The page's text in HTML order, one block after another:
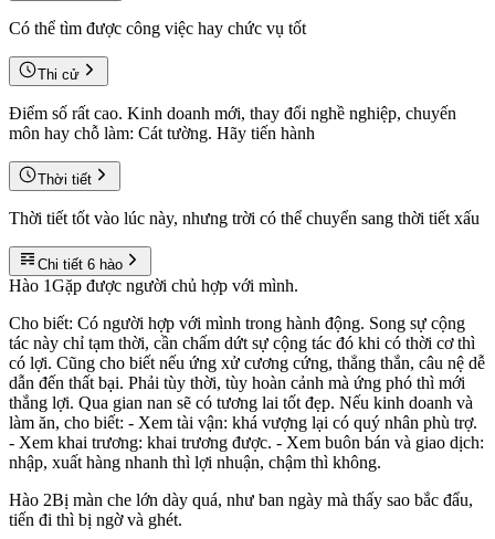
Có thể tìm được công việc hay chức vụ tốt
Thi cử
Điểm số rất cao. Kinh doanh mới, thay đổi nghề nghiệp, chuyến
môn hay chỗ làm: Cát tường. Hãy tiến hành
Thời tiết
Thời tiết tốt vào lúc này, nhưng trời có thể chuyển sang thời tiết xấu
Chi tiết 6 hào
Hào 1Gặp được người chủ hợp với mình.
Cho biết: Có người hợp với mình trong hành động. Song sự cộng
tác này chỉ tạm thời, cần chấm dứt sự cộng tác đó khi có thời cơ thì
có lợi. Cũng cho biết nếu ứng xử cương cứng, thẳng thắn, câu nệ dễ
dẫn đến thất bại. Phải tùy thời, tùy hoàn cảnh mà ứng phó thì mới
thắng lợi. Qua gian nan sẽ có tương lai tốt đẹp. Nếu kinh doanh và
làm ăn, cho biết: - Xem tài vận: khá vượng lại có quý nhân phù trợ.
- Xem khai trương: khai trương được. - Xem buôn bán và giao dịch:
nhập, xuất hàng nhanh thì lợi nhuận, chậm thì không.
Hào 2Bị màn che lớn dày quá, như ban ngày mà thấy sao bắc đẩu,
tiến đi thì bị ngờ và ghét.